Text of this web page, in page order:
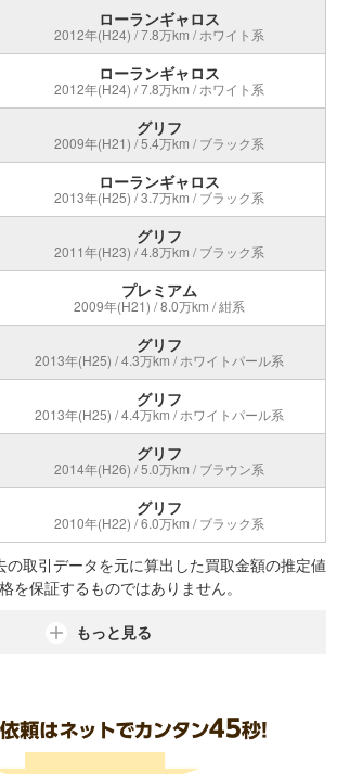
ローランギャロス
2012年(H24) / 7.8万km / ホワイト系
ローランギャロス
2012年(H24) / 7.8万km / ホワイト系
グリフ
2009年(H21) / 5.4万km / ブラック系
ローランギャロス
2013年(H25) / 3.7万km / ブラック系
グリフ
2011年(H23) / 4.8万km / ブラック系
プレミアム
2009年(H21) / 8.0万km / 紺系
グリフ
2013年(H25) / 4.3万km / ホワイトパール系
グリフ
2013年(H25) / 4.4万km / ホワイトパール系
グリフ
2014年(H26) / 5.0万km / ブラウン系
グリフ
2010年(H22) / 6.0万km / ブラック系
の取引データを元に算出した買取金額の推定値
を保証するものではありません。
もっと見る